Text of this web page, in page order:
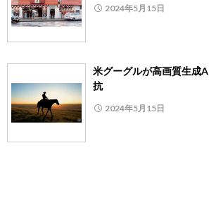
2024年5月15日
米グーグルが高画質生成
抗
2024年5月15日